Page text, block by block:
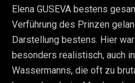
Elena GUSEVA bestens
Verführung des Prinzen
Darstellung bestens. Hier
besonders realistisch, auch
Wassermanns, die oft zu